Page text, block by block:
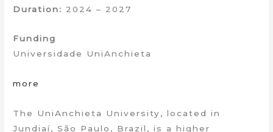
Duration: 2024 – 2027
Funding
Universidade UniAnchieta
more
The UniAnchieta University, located in
Jundiaí, São Paulo, Brazil, is a higher